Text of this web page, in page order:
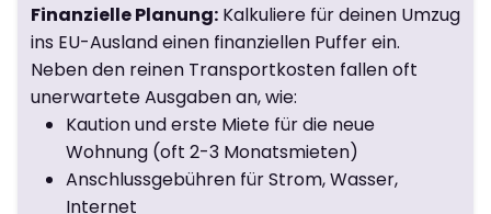
Finanzielle Planung: Kalkuliere für deinen Umzug
ins EU-Ausland einen finanziellen Puffer ein.
Neben den reinen Transportkosten fallen oft
unerwartete Ausgaben an, wie:
Kaution und erste Miete für die neue
Wohnung (oft 2-3 Monatsmieten)
Anschlussgebühren für Strom, Wasser,
Internet